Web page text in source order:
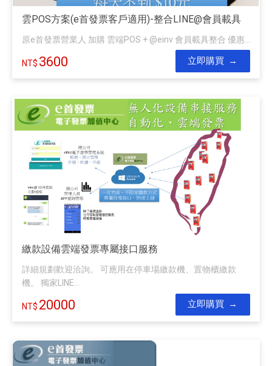
雲POS方案(e首發票客戶適用)-整合LINE@會員載具
原e首發票營業人 加購 雲端POS + @einv 會員載具整合 優惠...
3600 立即購買
繳款設備雲端發票專屬接口服務
詳細規劃歡迎洽詢。 可應用在停車場繳款機、置物櫃繳款
機。 獨家LINE...
20000 立即購買